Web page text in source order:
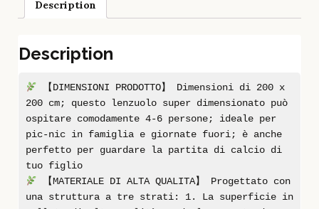
Description
Description
【DIMENSIONI PRODOTTO】 Dimensioni di 200 x
200 cm; questo lenzuolo super dimensionato può
ospitare comodamente 4-6 persone; ideale per
pic-nic in famiglia e giornate fuori; è anche
perfetto per guardare la partita di calcio di
tuo figlio
【MATERIALE DI ALTA QUALITA】 Progettato con
una struttura a tre strati: 1. La superficie in